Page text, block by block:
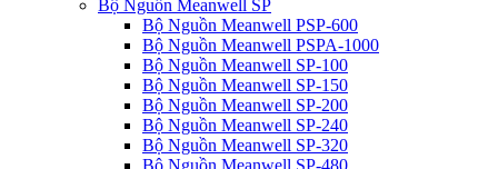
Bộ Nguồn Meanwell SP
Bộ Nguồn Meanwell PSP-600
Bộ Nguồn Meanwell PSPA-1000
Bộ Nguồn Meanwell SP-100
Bộ Nguồn Meanwell SP-150
Bộ Nguồn Meanwell SP-200
Bộ Nguồn Meanwell SP-240
Bộ Nguồn Meanwell SP-320
Bộ Nguồn Meanwell SP-480